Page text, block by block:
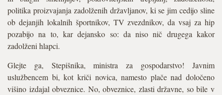
politika proizvajanja zadolženih državljanov, ki se jim cedijo sline
ob dejanjih lokalnih športnikov, TV zvezdnikov, da vsaj za hip
pozabijo na to, kar dejansko so: da niso nič drugega kakor
zadolženi hlapci.
Glejte ga, Stepišnika, ministra za gospodarstvo! Javnim
uslužbencem bi, kot kriči novica, namesto plače nad določeno
višino izdajal obveznice. No, obveznice, zlasti državne, so bile v